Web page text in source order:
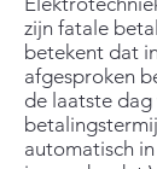
zijn fatale
betekent dat
afgesproken
de laatste dag
automatisch